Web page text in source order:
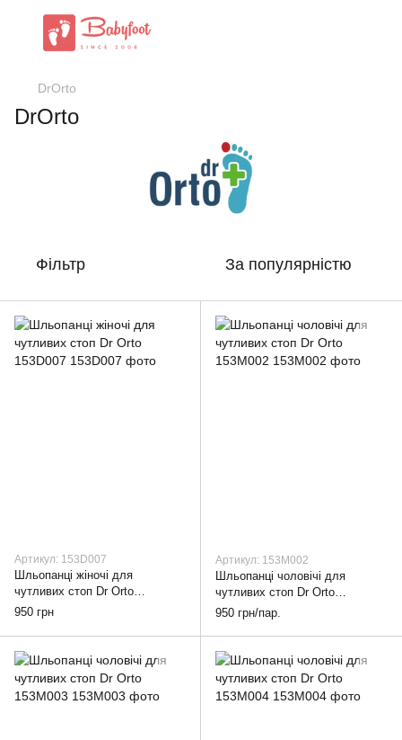
DrOrto
DrOrto
Фільтр За популярністю
Артикул: 153D007
Шльопанці жіночі для
чутливих стоп Dr Orto
153D007, 38
950 грн
Артикул: 153M002
Шльопанці чоловічі для
чутливих стоп Dr Orto
153M002, 40
950 грн/пар.